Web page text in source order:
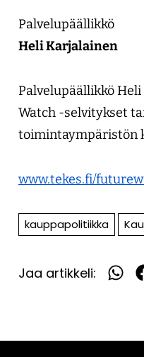
Palvelupäällikkö
Heli Karjalainen
Palvelupäällikkö
Watch -selvitykset
toimintaympäristön
www.tekes.fi/
kauppapolitiikka
Jaa artikkeli:
Jaa